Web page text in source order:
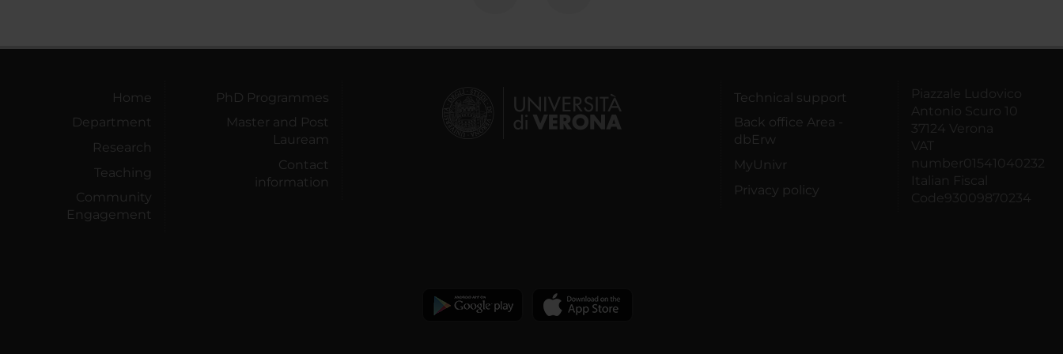
Home
Department
Research
Teaching
Community
Engagement
PhD Programmes
Master and Post
Lauream
Contact
information
Technical support
Back office Area -
dbErw
MyUnivr
Privacy policy
Piazzale Ludovico
Antonio Scuro 10
37124 Verona
VAT
number01541040232
Italian Fiscal
Code93009870234